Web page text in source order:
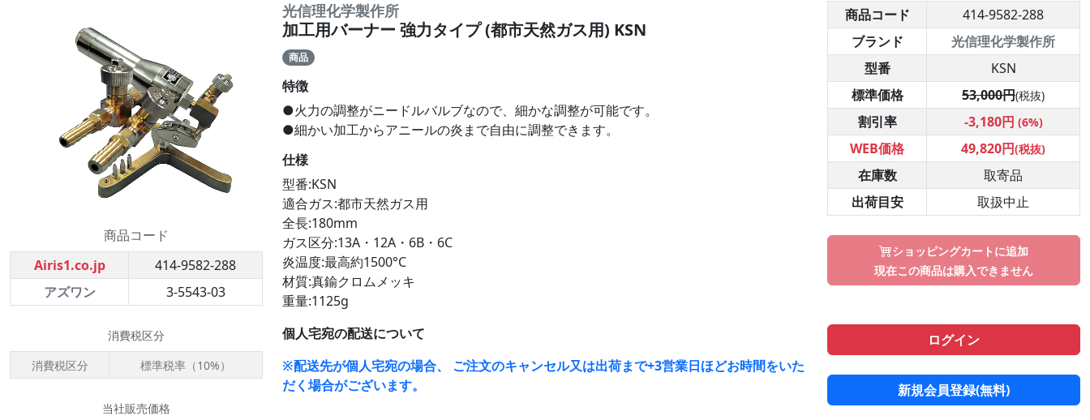
商品コード
Airis1.co.jp
414-9582-288
アズワン
3-5543-03
消費税区分
消費税区分
標準税率（10%）
当社販売価格
光信理化学製作所
加工用バーナー 強力タイプ (都市天然ガス用) KSN
商品
特徴
●火力の調整がニードルバルブなので、細かな調整が可能です。
●細かい加工からアニールの炎まで自由に調整できます。
仕様
型番:KSN
適合ガス:都市天然ガス用
全長:180mm
ガス区分:13A・12A・6B・6C
炎温度:最高約1500°C
材質:真鍮クロムメッキ
重量:1125g
個人宅宛の配送について
※配送先が個人宅宛の場合、 ご注文のキャンセル又は出荷まで+3営業日ほどお時間をいた
だく場合がございます。
商品コード
414-9582-288
ブランド
光信理化学製作所
型番
KSN
標準価格
53,000円(税抜)
割引率 -3,180円 (6%)
WEB価格 49,820円(税抜)
在庫数
取寄品
出荷目安
取扱中止
ショッピングカートに追加
現在この商品は購入できません
ログイン
新規会員登録(無料)